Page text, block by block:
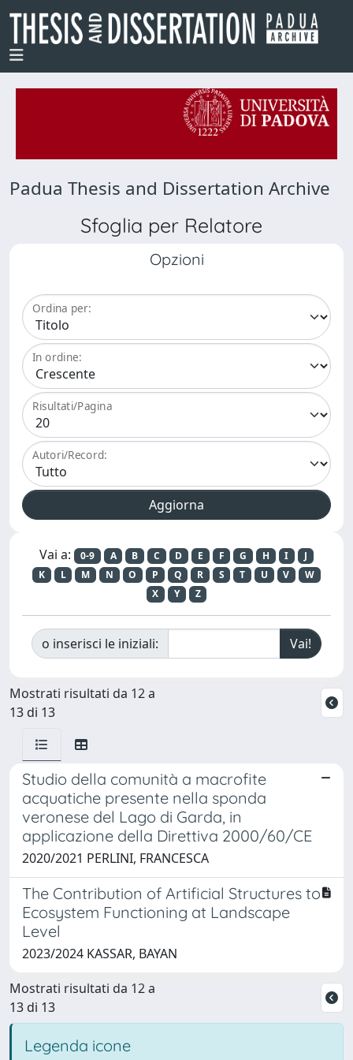
Padua Thesis and Dissertation Archive
Sfoglia per Relatore
Opzioni
Ordina per:
In ordine:
Risultati/Pagina
Autori/Record:
Vai a: 0-9 A B C D E F G H I
J
K
L M N O P Q R S T U V
W
X
Y Z
o inserisci le iniziali:
Mostrati risultati da 12 a
13 di 13
Studio della comunità a macrofite
acquatiche presente nella sponda
veronese del Lago di Garda, in
applicazione della Direttiva 2000/60/CE
2020/2021 PERLINI, FRANCESCA
The Contribution of Artificial Structures to
Ecosystem Functioning at Landscape
Level
2023/2024 KASSAR, BAYAN
Mostrati risultati da 12 a
13 di 13
Legenda icone